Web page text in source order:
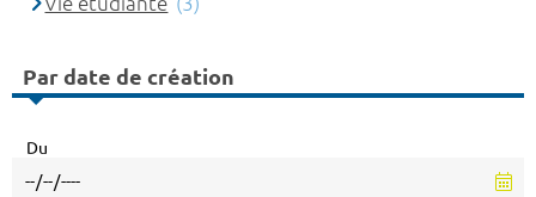
Par date de création
Du